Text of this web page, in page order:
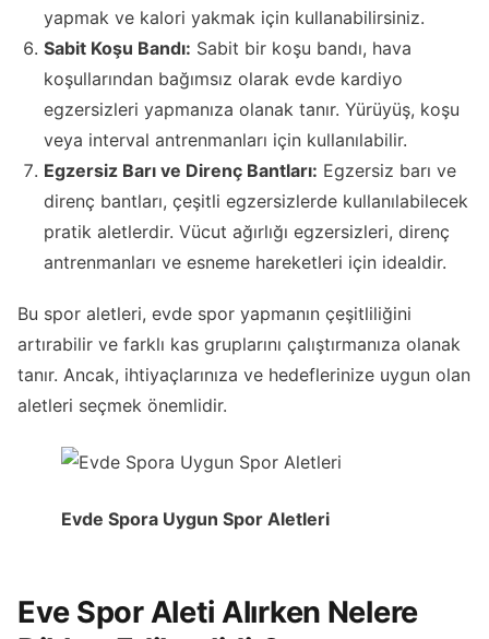
yapmak ve kalori yakmak için kullanabilirsiniz.
Sabit Koşu Bandı: Sabit bir koşu bandı, hava
koşullarından bağımsız olarak evde kardiyo
egzersizleri yapmanıza olanak tanır. Yürüyüş, koşu
veya interval antrenmanları için kullanılabilir.
Egzersiz Barı ve Direnç Bantları: Egzersiz barı ve
direnç bantları, çeşitli egzersizlerde kullanılabilecek
pratik aletlerdir. Vücut ağırlığı egzersizleri, direnç
antrenmanları ve esneme hareketleri için idealdir.
Bu spor aletleri, evde spor yapmanın çeşitliliğini
artırabilir ve farklı kas gruplarını çalıştırmanıza olanak
tanır. Ancak, ihtiyaçlarınıza ve hedeflerinize uygun olan
aletleri seçmek önemlidir.
Evde Spora Uygun Spor Aletleri
Eve Spor Aleti Alırken Nelere